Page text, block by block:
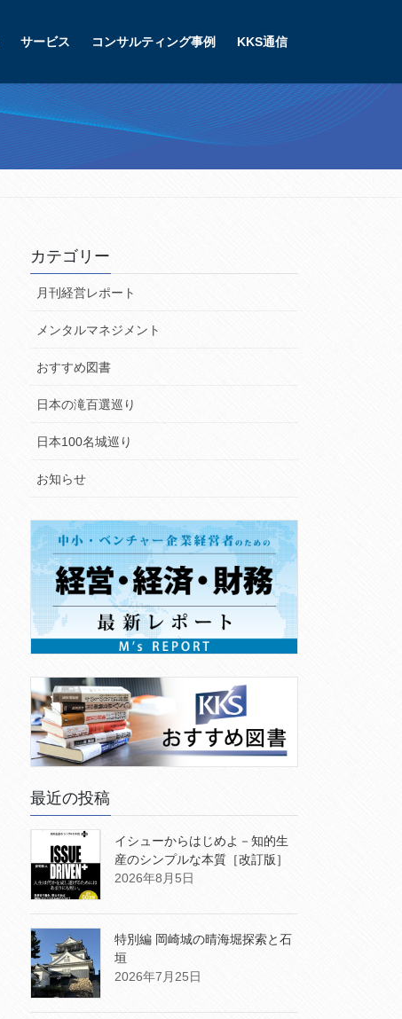
サービス コンサルティング事例 KKS通信
カテゴリー
月刊経営レポート
メンタルマネジメント
おすすめ図書
日本の滝百選巡り
日本100名城巡り
お知らせ
最近の投稿
イシューからはじめよ－知的生
産のシンプルな本質［改訂版］
2026年8月5日
特別編 岡崎城の晴海堀探索と石
垣
2026年7月25日